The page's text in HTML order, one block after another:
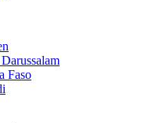
Faso